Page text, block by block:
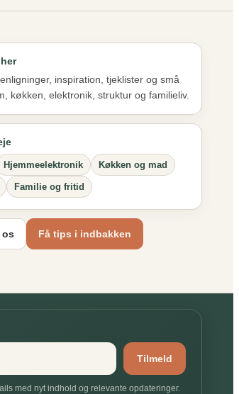
inspiration, tjeklister og små
køkken, elektronik, struktur og familieliv.
Hjemmeelektronik Køkken og mad
Familie og fritid
os Få tips i indbakken
Tilmeld
med nyt indhold og relevante opdateringer.